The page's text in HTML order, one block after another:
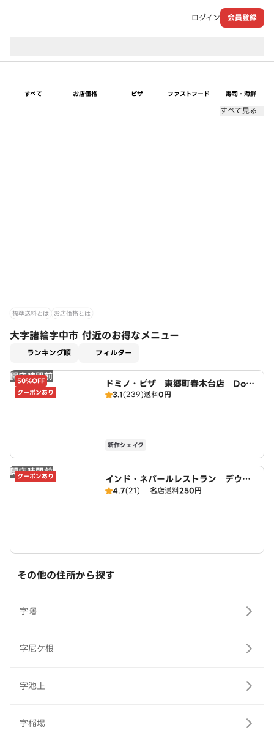
ログイン 会員登録
すべて お店価格 ピザ ファストフード 寿司・海鮮
すべて見る
標準送料とは お店価格とは
大字諸輪字中市 付近のお得なメニュー
ランキング順 フィルター
開店時間前
50%OFF
クーポンあり
ドミノ・ピザ 東郷町春木台店 Domi
no's
3.1(239)送料0円
新作シェイク
開店時間前
クーポンあり
インド・ネパールレストラン デウラ
リ4.7(21) 名店送料250円
その他の住所から探す
字曙
字尼ケ根
字池上
字稲場